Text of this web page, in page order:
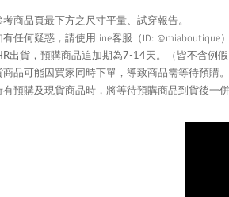
商品頁最下方之尺寸平量、試穿報告。
任何疑惑，請使用line客服（ID: @miaboutique
出貨，預購商品追加期為7-14天。（皆不含例
品可能因買家同時下單，導致商品需等待預購。
有預購及現貨商品時，將等待預購商品到貨後一